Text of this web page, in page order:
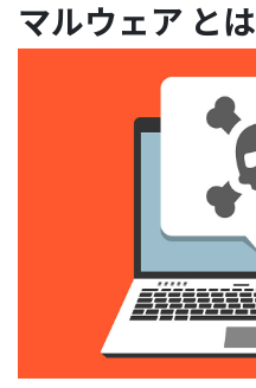
マルウェア とは